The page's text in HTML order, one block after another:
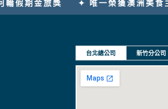
✦ 唯一榮獲澳洲美食主題國際金旅獎
台北總公司 新竹分公司